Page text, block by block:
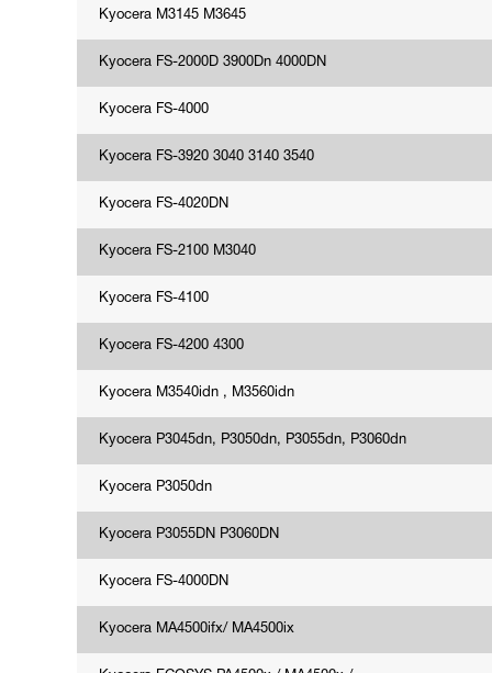
Kyocera M3145 M3645
Kyocera FS-2000D 3900Dn 4000DN
Kyocera FS-4000
Kyocera FS-3920 3040 3140 3540
Kyocera FS-4020DN
Kyocera FS-2100 M3040
Kyocera FS-4100
Kyocera FS-4200 4300
Kyocera M3540idn , M3560idn
Kyocera P3045dn, P3050dn, P3055dn, P3060dn
Kyocera P3050dn
Kyocera P3055DN P3060DN
Kyocera FS-4000DN
Kyocera MA4500ifx/ MA4500ix